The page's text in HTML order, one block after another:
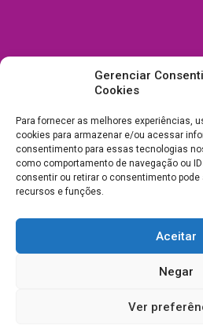
Gerenciar
Cookies
Para fornecer as melhores experiências,
cookies para armazenar e/ou acessar
consentimento para essas tecnologias
como comportamento de navegação ou
consentir ou retirar o consentimento
recursos e funções.
Aceitar
Negar
Ver
Todos Direitos Reservados a Drica
03.238.240/0001-39 -